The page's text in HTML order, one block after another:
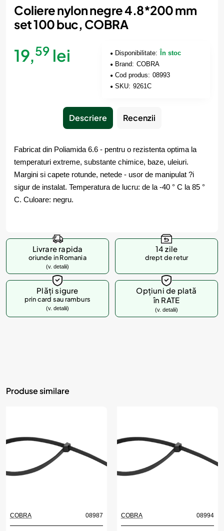
Coliere nylon negre 4.8*200 mm
set 100 buc, COBRA
19,59 lei Disponibilitate:
În stoc
Brand: COBRA
Cod produs: 08993
SKU: 9261C
Descriere Recenzii
Fabricat din Poliamida 6.6 - pentru o rezistenta optima la
temperaturi extreme, substante chimice, baze, uleiuri.
Margini si capete rotunde, netede - usor de manipulat ?i
sigur de instalat. Temperatura de lucru: de la -40 ° C la 85 °
C. Culoare: negru.
Livrare rapida
oriunde in Romania
(v. detalii)
14 zile
drept de retur
Plăți sigure
prin card sau ramburs
(v. detalii)
Opțiuni de plată
în RATE
(v. detalii)
Produse similare
COBRA 08987 COBRA 08994